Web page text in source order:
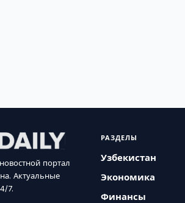
портал
Актуальные
7.
РАЗДЕЛЫ
Узбекистан
Экономика
Финансы